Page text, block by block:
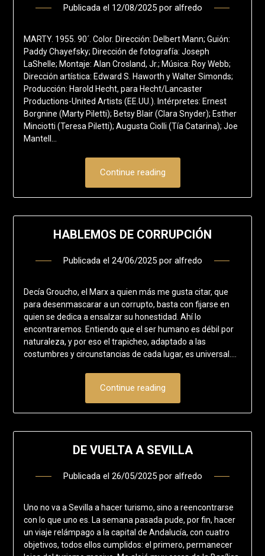
Publicada el 12/08/2025por alfredo
MARTY. 1955. 90´. Color. Dirección: Delbert Mann; Guión:
Paddy Chayefsky; Dirección de fotografía: Joseph
LaShelle; Montaje: Alan Crosland, Jr.; Música: Roy Webb;
Dirección artística: Edward S. Haworth y Walter Simonds;
Producción: Harold Hecht, para Hecht/Lancaster
Productions-United Artists (EE.UU.). Intérpretes: Ernest
Borgnine (Marty Piletti); Betsy Blair (Clara Snyder); Esther
Minciotti (Teresa Piletti); Augusta Ciolli (Tía Catarina); Joe
Mantell…
Continue reading
HABLEMOS DE CORRUPCIÓN
Publicada el 24/06/2025por alfredo
Decía Groucho, el Marx a quien más me gusta citar, que
para desenmascarar a un corrupto, basta con fijarse en
quien se dedica a ensalzar su honestidad. Ahí lo
encontraremos. Entiendo que el ser humano es débil por
naturaleza, y por eso el trapicheo, adaptado a las
costumbres y circunstancias de cada lugar, es universal….
Continue reading
DE VUELTA A SEVILLA
Publicada el 26/05/2025por alfredo
Uno no va a Sevilla a hacer turismo, sino a reencontrarse
con lo que uno es. La semana pasada pude, por fin, hacer
un viaje relámpago a la capital de Andalucía, con cuatro
objetivos, todos ellos cumplidos: el primero, permanecer